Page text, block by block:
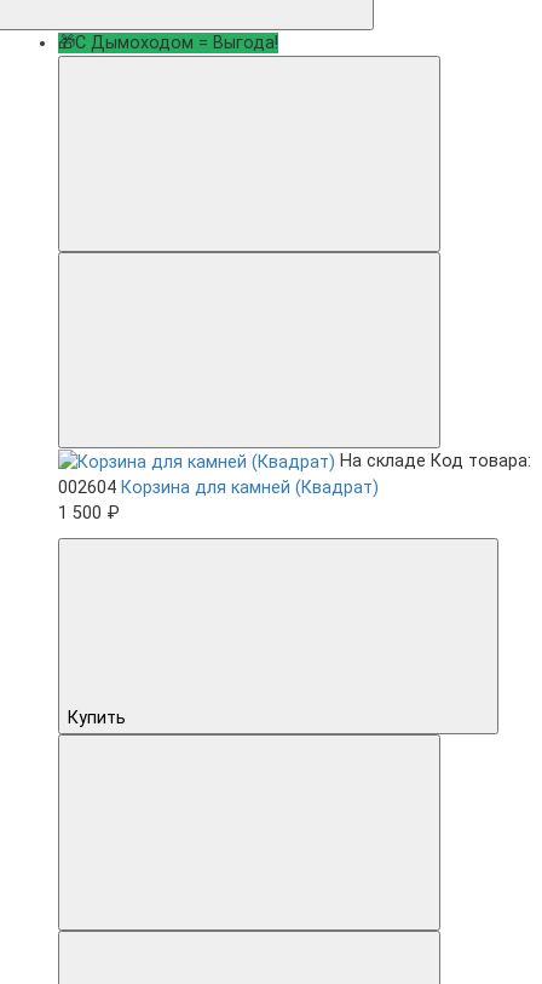
🎁С Дымоходом = Выгода!
На складе Код товара:
002604 Корзина для камней (Квадрат)
1 500 ₽
Купить